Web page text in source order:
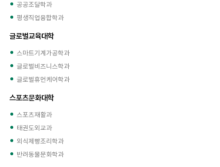
공공조달학과
평생직업융합학과
글로벌교육대학
스마트기계가공학과
글로벌비즈니스학과
글로벌휴먼케어학과
스포츠문화대학
스포츠재활과
태권도외교과
외식제빵조리학과
반려동물문화학과